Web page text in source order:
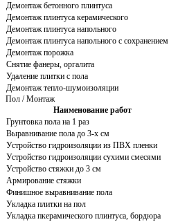
Демонтаж бетонного плинтуса
Демонтаж плинтуса керамического
Демонтаж плинтуса напольного
Демонтаж плинтуса напольного с сохранением
Демонтаж порожка
Снятие фанеры, оргалита
Удаление плитки с пола
Демонтаж тепло-шумоизоляции
Пол / Монтаж
Наименование работ
Грунтовка пола на 1 раз
Выравнивание пола до 3-х см
Устройство гидроизоляции из ПВХ пленки
Устройство гидроизоляции сухими смесями
Устройство стяжки до 3 см
Армирование стяжки
Финишное выравнивание пола
Укладка плитки на пол
Укладка пкерамического плинтуса, бордюра